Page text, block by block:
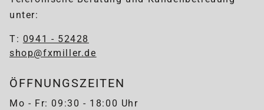
unter:
T: 0941 - 52428
shop@fxmiller.de
ÖFFNUNGSZEITEN
Mo - Fr: 09:30 - 18:00 Uhr